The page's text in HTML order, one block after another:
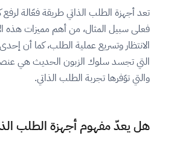
فودكس
الحل
الأمثل
لاستقبال
وإدارة
المدفوعات
من خلال
جميع نقاط
التفاعل مع
الطلب
لرفع كفاءة خدمة العملاء،
هذه الأجهزة هي تقليل وقت
أن إحدى الخصائص الرئيسية
عنصر الاستقلالية والحرية
الذاتي حديث؟